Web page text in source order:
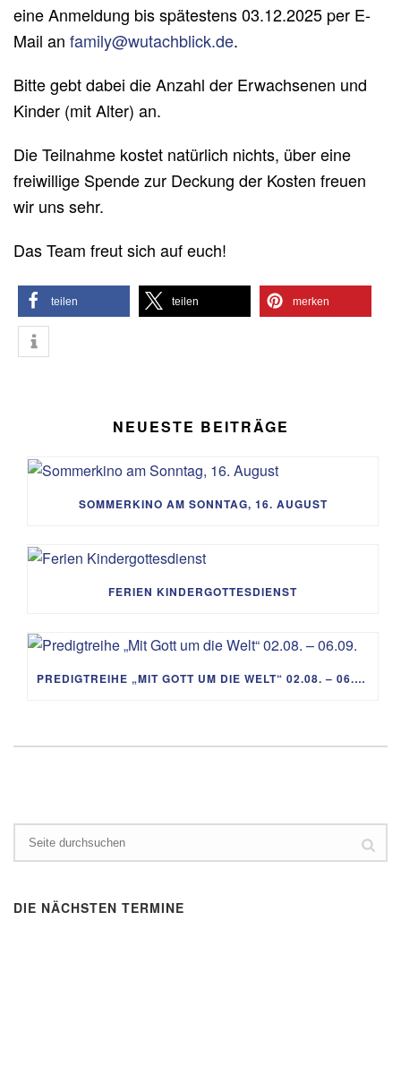
eine Anmeldung bis spätestens 03.12.2025 per E-
Mail an family@wutachblick.de.
Bitte gebt dabei die Anzahl der Erwachsenen und
Kinder (mit Alter) an.
Die Teilnahme kostet natürlich nichts, über eine
freiwillige Spende zur Deckung der Kosten freuen
wir uns sehr.
Das Team freut sich auf euch!
teilen teilen merken
NEUESTE BEITRÄGE
SOMMERKINO AM SONNTAG, 16. AUGUST
FERIEN KINDERGOTTESDIENST
PREDIGTREIHE „MIT GOTT UM DIE WELT“ 02.08. – 06.09.
DIE NÄCHSTEN TERMINE